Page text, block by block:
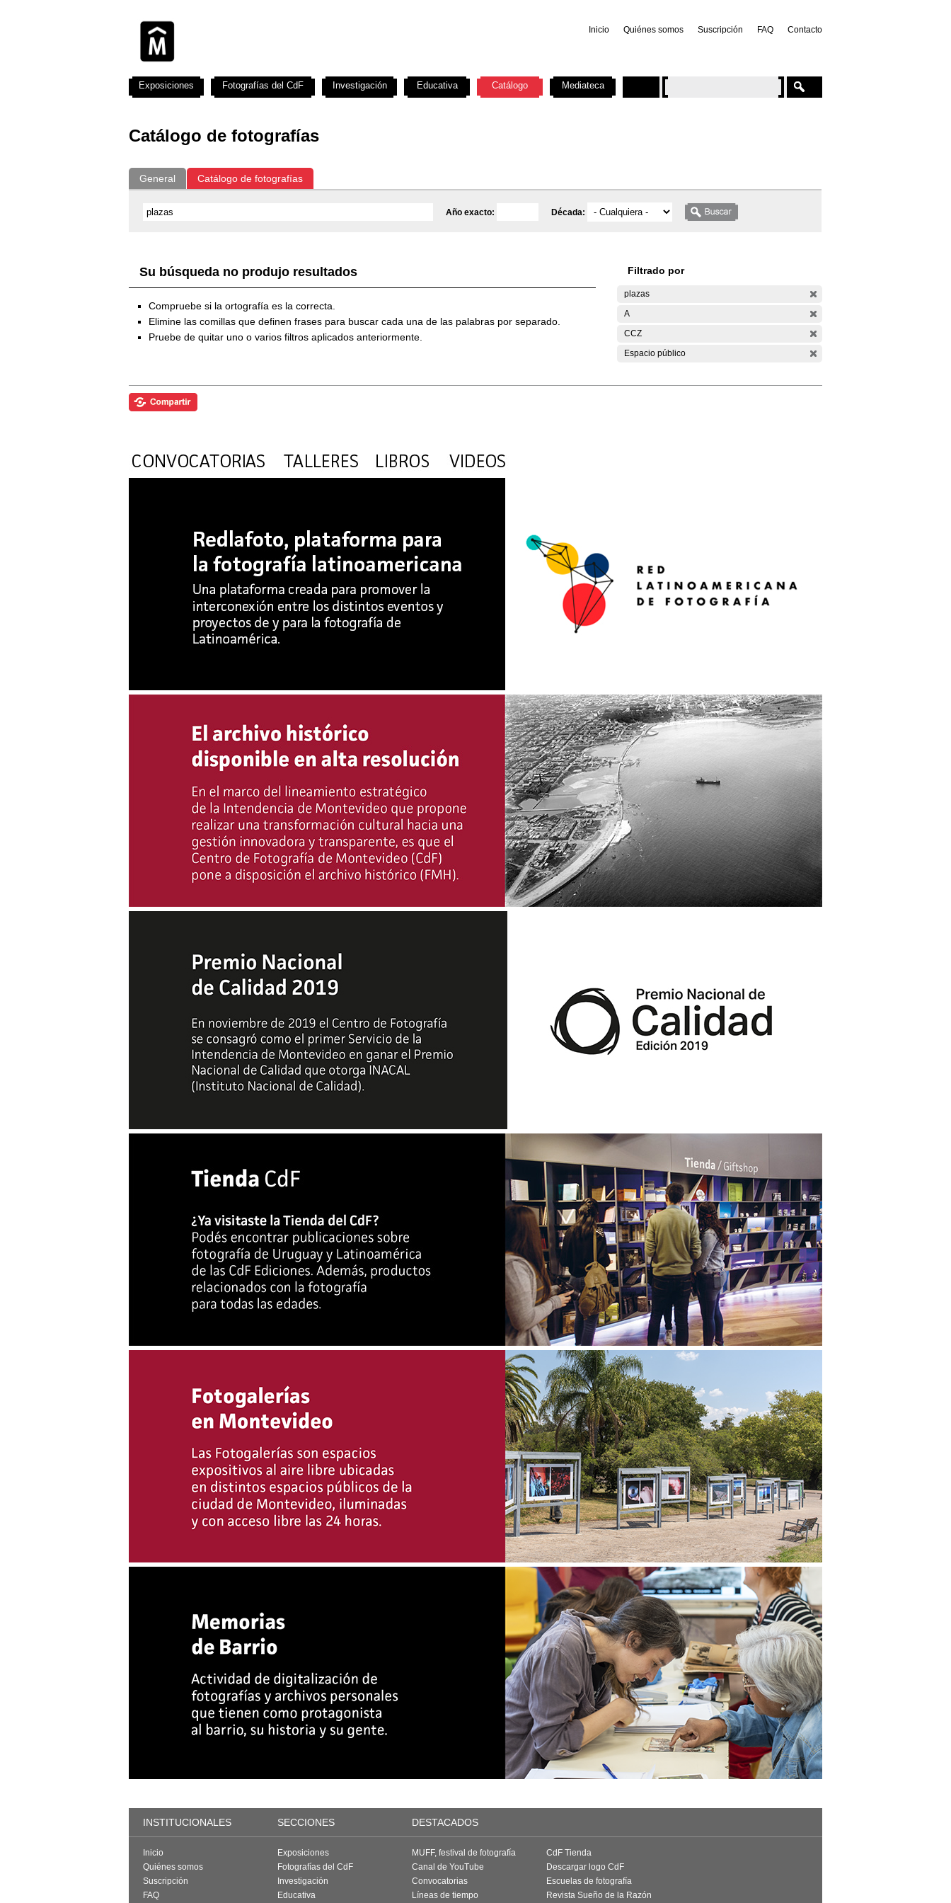
Inicio Quiénes somos Suscripción FAQ Contacto
Catálogo de fotografías
General Catálogo de fotografías
Año exacto: Década:
Su búsqueda no produjo resultados
Compruebe si la ortografía es la correcta.
Elimine las comillas que definen frases para buscar cada una de las palabras por separado.
Pruebe de quitar uno o varios filtros aplicados anteriormente.
Filtrado por
plazas
A
CCZ
Espacio público
Exposiciones Fotografías del CdF Investigación Educativa Catálogo Mediateca
INSTITUCIONALES SECCIONES DESTACADOS
Inicio
Quiénes somos
Suscripción
FAQ
Exposiciones
Fotografías del CdF
Investigación
Educativa
MUFF, festival de fotografía
Canal de YouTube
Convocatorias
Líneas de tiempo
CdF Tienda
Descargar logo CdF
Escuelas de fotografía
Revista Sueño de la Razón